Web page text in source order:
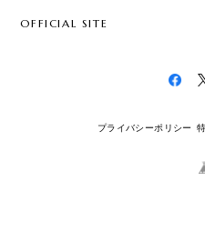
OFFICIAL SITE
プライバシーポリシー